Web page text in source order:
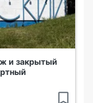
и закрытый